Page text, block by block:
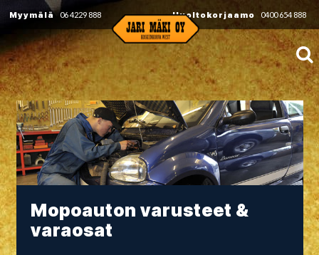
Myymälä 06 4229 888 Huoltokorjaamo 0400 654 888
Mopoauton varusteet &
varaosat